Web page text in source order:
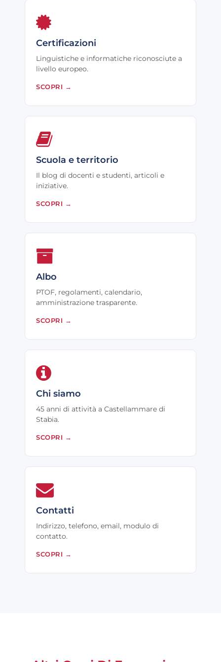
Certificazioni
Linguistiche e informatiche riconosciute a
livello europeo.
SCOPRI →
Scuola e territorio
Il blog di docenti e studenti, articoli e
iniziative.
SCOPRI →
Albo
PTOF, regolamenti, calendario,
amministrazione trasparente.
SCOPRI →
Chi siamo
45 anni di attività a Castellammare di
Stabia.
SCOPRI →
Contatti
Indirizzo, telefono, email, modulo di
contatto.
SCOPRI →